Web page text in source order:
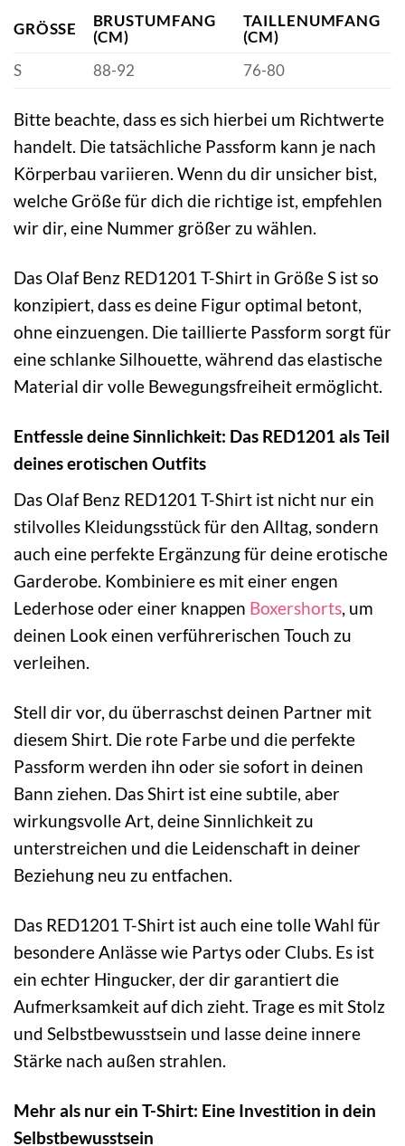
GRÖSSE
BRUSTUMFANG
(CM)
TAILLENUMFANG
(CM)
S
88-92 76-80
Bitte beachte, dass es sich hierbei um Richtwerte
handelt. Die tatsächliche Passform kann je nach
Körperbau variieren. Wenn du dir unsicher bist,
welche Größe für dich die richtige ist, empfehlen
wir dir, eine Nummer größer zu wählen.
Das Olaf Benz RED1201 T-Shirt in Größe S ist so
konzipiert, dass es deine Figur optimal betont,
ohne einzuengen. Die taillierte Passform sorgt für
eine schlanke Silhouette, während das elastische
Material dir volle Bewegungsfreiheit ermöglicht.
Entfessle deine Sinnlichkeit: Das RED1201 als Teil
deines erotischen Outfits
Das Olaf Benz RED1201 T-Shirt ist nicht nur ein
stilvolles Kleidungsstück für den Alltag, sondern
auch eine perfekte Ergänzung für deine erotische
Garderobe. Kombiniere es mit einer engen
Lederhose oder einer knappen Boxershorts, um
deinen Look einen verführerischen Touch zu
verleihen.
Stell dir vor, du überraschst deinen Partner mit
diesem Shirt. Die rote Farbe und die perfekte
Passform werden ihn oder sie sofort in deinen
Bann ziehen. Das Shirt ist eine subtile, aber
wirkungsvolle Art, deine Sinnlichkeit zu
unterstreichen und die Leidenschaft in deiner
Beziehung neu zu entfachen.
Das RED1201 T-Shirt ist auch eine tolle Wahl für
besondere Anlässe wie Partys oder Clubs. Es ist
ein echter Hingucker, der dir garantiert die
Aufmerksamkeit auf dich zieht. Trage es mit Stolz
und Selbstbewusstsein und lasse deine innere
Stärke nach außen strahlen.
Mehr als nur ein T-Shirt: Eine Investition in dein
Selbstbewusstsein